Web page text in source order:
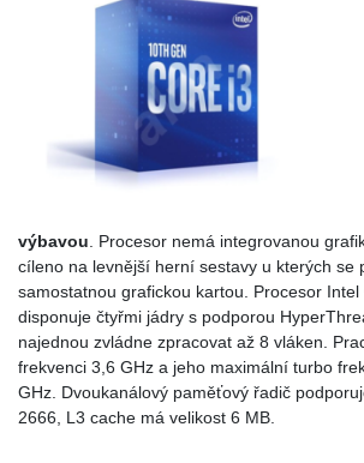
výbavou . Procesor nemá integrovanou
cíleno na levnější herní sestavy u kterých se
samostatnou grafickou kartou. Procesor
disponuje čtyřmi jádry s podporou
najednou zvládne zpracovat až 8 vláken.
frekvenci 3,6 GHz a jeho maximální turbo
GHz. Dvoukanálový paměťový řadič
2666, L3 cache má velikost 6 MB.